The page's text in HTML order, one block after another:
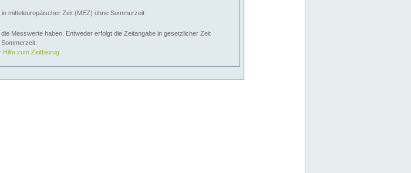
mitteleuropäischer Zeit (MEZ) ohne Sommerzeit
Messwerte haben. Entweder erfolgt die Zeitangabe in gesetzlicher Zeit
Hilfe zum Zeitbezug